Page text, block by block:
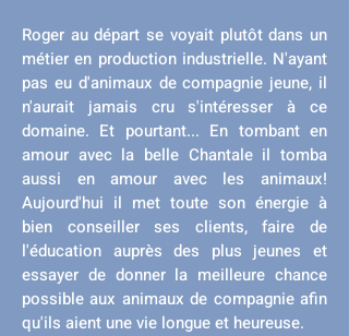
Roger au départ se voyait plutôt dans un
métier en production industrielle. N'ayant
pas eu d'animaux de compagnie jeune, il
n'aurait jamais cru s'intéresser à ce
domaine. Et pourtant... En tombant en
amour avec la belle Chantale il tomba
aussi en amour avec les animaux!
Aujourd'hui il met toute son énergie à
bien conseiller ses clients, faire de
l'éducation auprès des plus jeunes et
essayer de donner la meilleure chance
possible aux animaux de compagnie afin
qu'ils aient une vie longue et heureuse.